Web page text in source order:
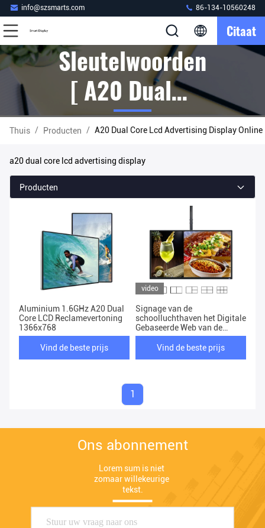
info@szsmarts.com 86-134-10560248
Citaat
Sleutelwoorden
[ A20 Dual
Core Lcd
Advertising
Display ]
Gelijke 2
Producten
Thuis / Producten / A20 Dual Core Lcd Advertising Display
a20 dual core lcd advertising display
Producten
Aluminium 1.6GHz A20 Dual
Core LCD Reclamevertoning
1366x768
Vind de beste prijs
video
Signage van de
schoolluchthaven het Digitale
Gebaseerde Web van de
Bureaugezondheidszorg
Vind de beste prijs
1
Ons abonnement
Lorem sum is niet
zomaar willekeurige
tekst.